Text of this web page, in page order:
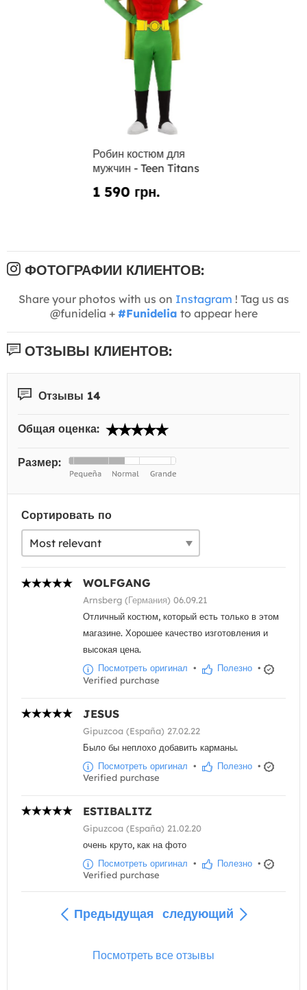
Робин костюм для
мужчин - Teen Titans
1 590 грн.
ФОТОГРАФИИ КЛИЕНТОВ:
Share your photos with us on Instagram ! Tag us as
@funidelia + #Funidelia to appear here
ОТЗЫВЫ КЛИЕНТОВ:
Отзывы 14
Общая оценка:
Размер:
Сортировать по
WOLFGANG
Arnsberg (Германия) 06.09.21
Отличный костюм, который есть только в этом
магазине. Хорошее качество изготовления и
высокая цена.
Посмотреть оригинал • Полезно •
Verified purchase
JESUS
Gipuzcoa (España) 27.02.22
Было бы неплохо добавить карманы.
Посмотреть оригинал • Полезно •
Verified purchase
ESTIBALITZ
Gipuzcoa (España) 21.02.20
очень круто, как на фото
Посмотреть оригинал • Полезно •
Verified purchase
Предыдущая следующий
Посмотреть все отзывы